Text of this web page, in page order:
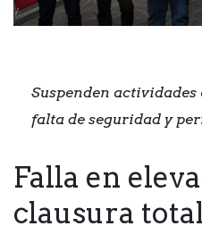
Suspenden
falta de seguridad y
Falla en
clausura